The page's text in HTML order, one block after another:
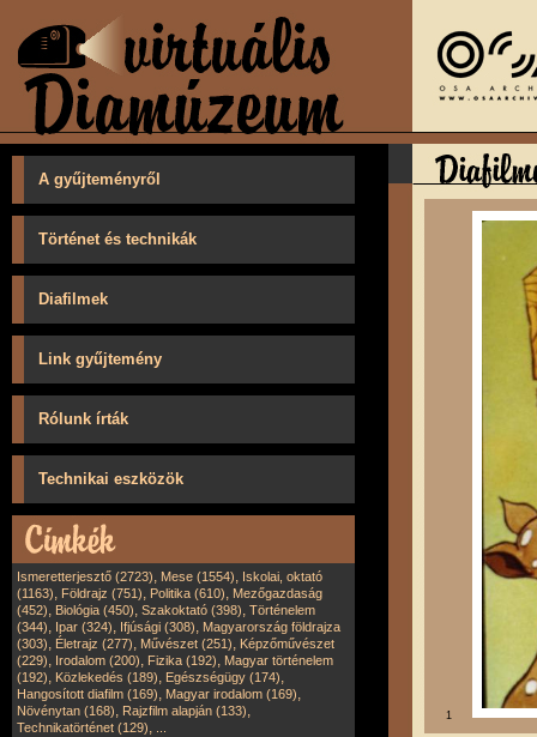
A gyűjteményről
Történet és technikák
Diafilmek
Link gyűjtemény
Rólunk írták
Technikai eszközök
Ismeretterjesztő (2723), Mese (1554), Iskolai, oktató
(1163), Földrajz (751), Politika (610), Mezőgazdaság
(452), Biológia (450), Szakoktató (398), Történelem
(344), Ipar (324), Ifjúsági (308), Magyarország földrajza
(303), Életrajz (277), Művészet (251), Képzőművészet
(229), Irodalom (200), Fizika (192), Magyar történelem
(192), Közlekedés (189), Egészségügy (174),
Hangosított diafilm (169), Magyar irodalom (169),
Növénytan (168), Rajzfilm alapján (133),
Technikatörténet (129),
1